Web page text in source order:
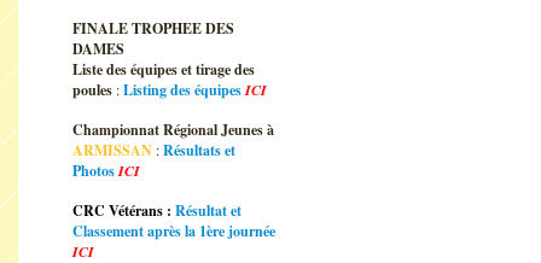
FINALE TROPHEE DES
DAMES
Liste des équipes et tirage des
poules :Listing des équipesICI
Championnat Régional Jeunes à
ARMISSAN :Résultats et
PhotosICI
CRC Vétérans : Résultat et
Classement après la 1ère journée
ICI